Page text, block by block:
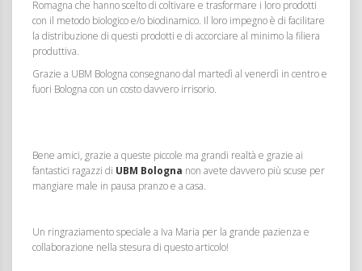
Romagna che hanno scelto di coltivare e trasformare i loro prodotti
con il metodo biologico e/o biodinamico. Il loro impegno è di facilitare
la distribuzione di questi prodotti e di accorciare al minimo la filiera
produttiva.
Grazie a UBM Bologna consegnano dal martedì al venerdì in centro e
fuori Bologna con un costo davvero irrisorio.
Bene amici, grazie a queste piccole ma grandi realtà e grazie ai
fantastici ragazzi di UBM Bologna non avete davvero più scuse per
mangiare male in pausa pranzo e a casa.
Un ringraziamento speciale a Iva Maria per la grande pazienza e
collaborazione nella stesura di questo articolo!